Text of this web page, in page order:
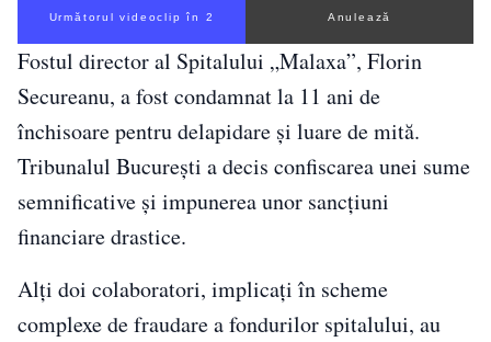
Următorul videoclip în 1 Anulează
Fostul director al Spitalului „Malaxa”, Florin
Secureanu, a fost condamnat la 11 ani de
închisoare pentru delapidare și luare de mită.
Tribunalul București a decis confiscarea unei sume
semnificative și impunerea unor sancțiuni
financiare drastice.
Alți doi colaboratori, implicați în scheme
complexe de fraudare a fondurilor spitalului, au